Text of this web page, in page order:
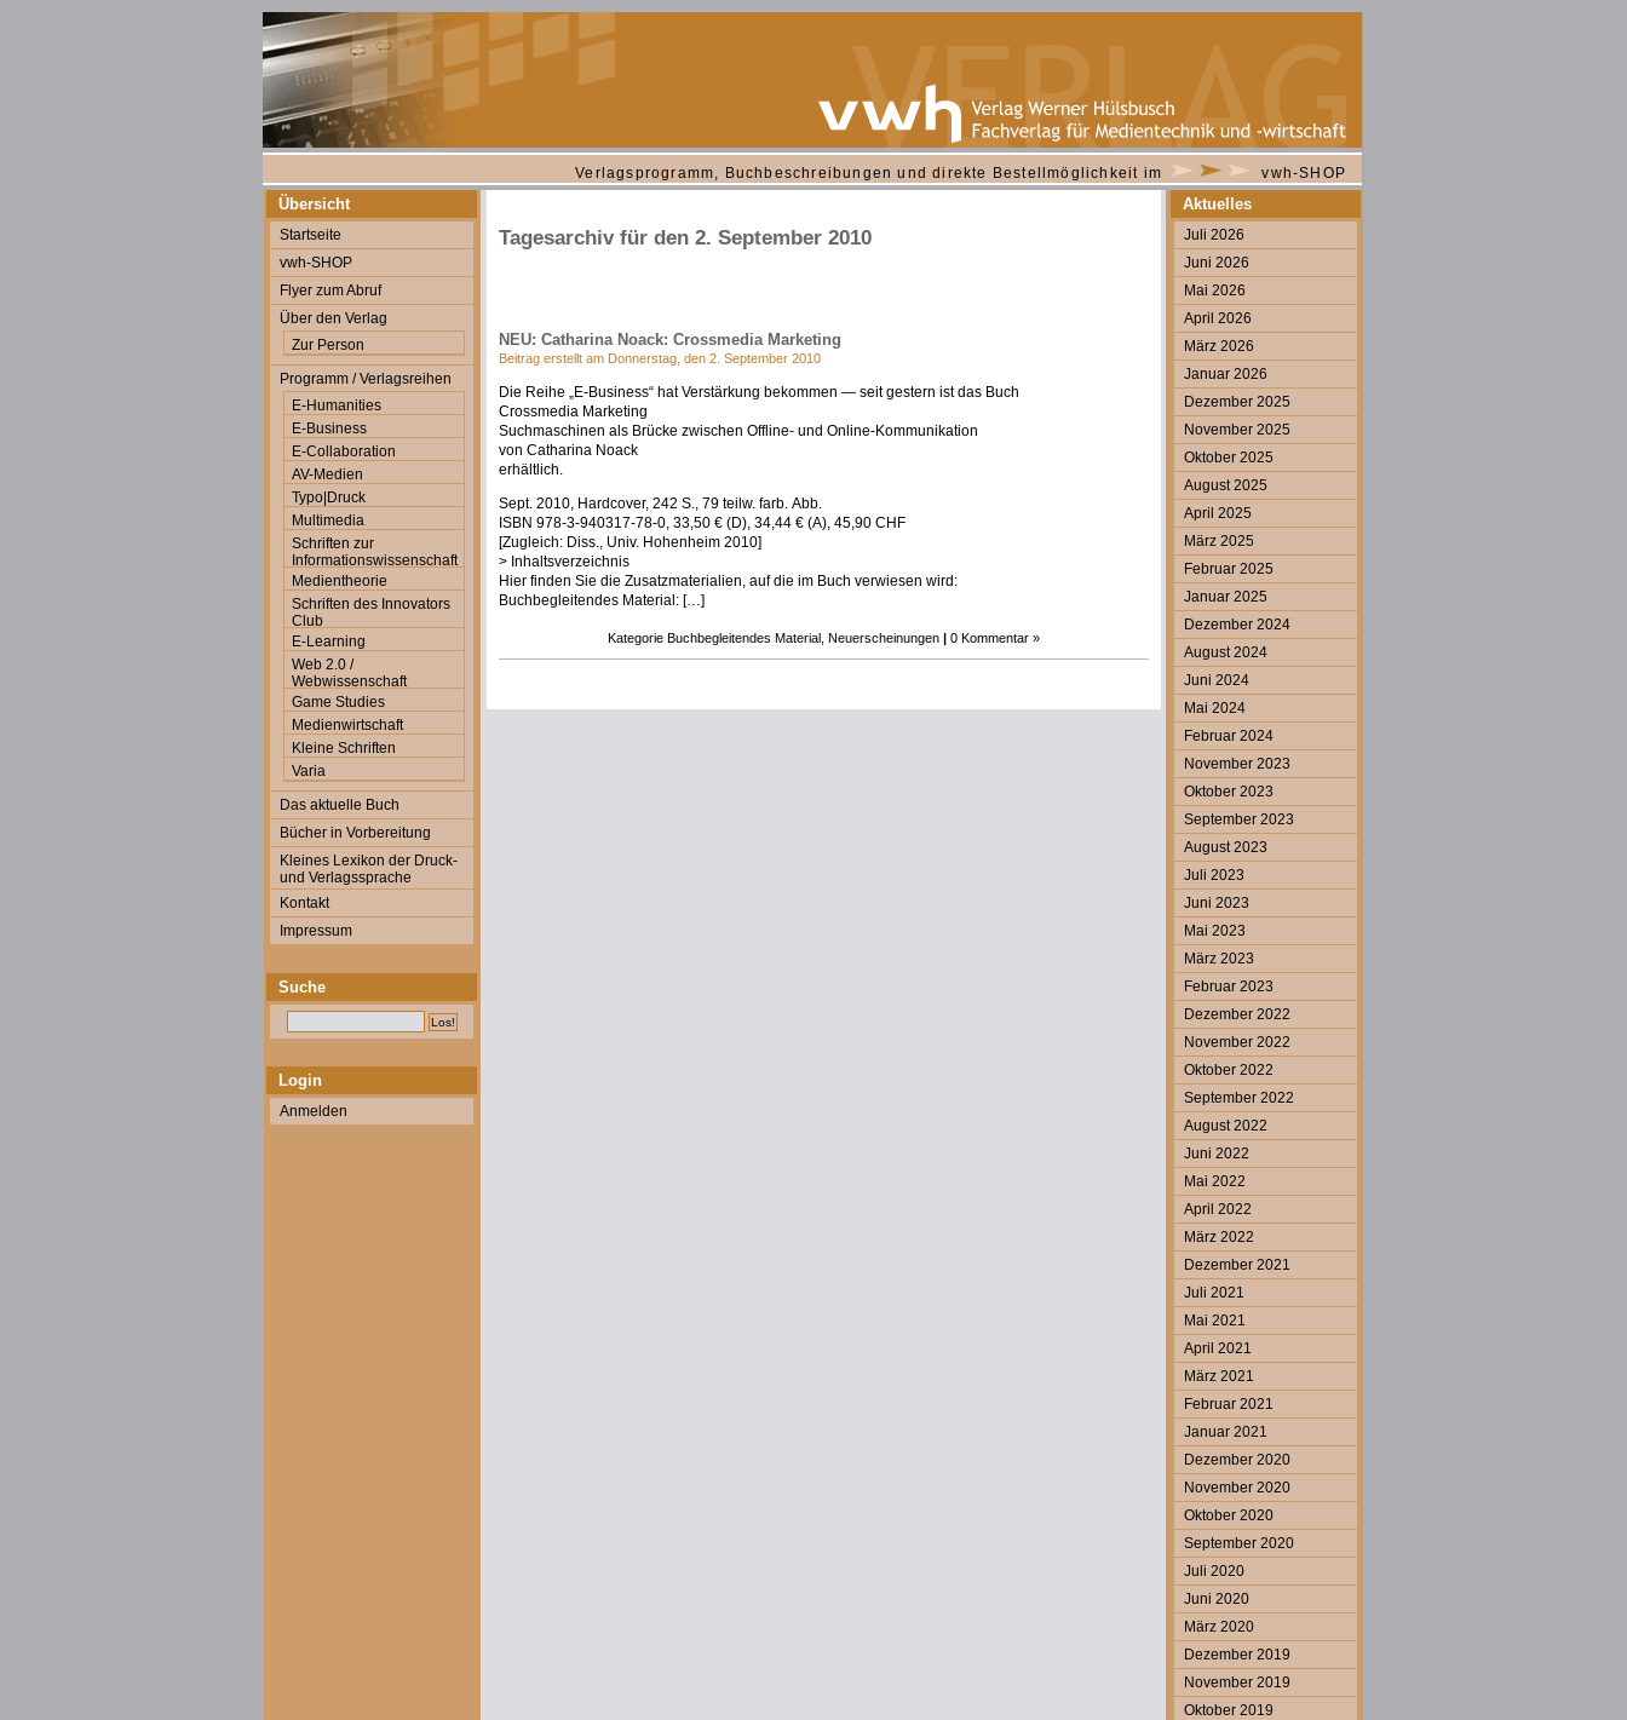
Verlagsprogramm, Buchbeschreibungen und direkte Bestellmöglichkeit im vwh-SHOP
Übersicht
Startseite
vwh-SHOP
Flyer zum Abruf
Über den Verlag
Zur Person
Programm / Verlagsreihen
E-Humanities
E-Business
E-Collaboration
AV-Medien
Typo|Druck
Multimedia
Schriften zur
Informationswissenschaft
Medientheorie
Schriften des Innovators
Club
E-Learning
Web 2.0 /
Webwissenschaft
Game Studies
Medienwirtschaft
Kleine Schriften
Varia
Das aktuelle Buch
Bücher in Vorbereitung
Kleines Lexikon der Druck-
und Verlagssprache
Kontakt
Impressum
Suche
Login
Anmelden
Tagesarchiv für den 2. September 2010
NEU: Catharina Noack: Crossmedia Marketing
Beitrag erstellt am Donnerstag, den 2. September 2010
Die Reihe „E-Business“ hat Verstärkung bekommen — seit gestern ist das Buch
Crossmedia Marketing
Suchmaschinen als Brücke zwischen Offline- und Online-Kommunikation
von Catharina Noack
erhältlich.
Sept. 2010, Hardcover, 242 S., 79 teilw. farb. Abb.
ISBN 978-3-940317-78-0, 33,50 € (D), 34,44 € (A), 45,90 CHF
[Zugleich: Diss., Univ. Hohenheim 2010]
> Inhaltsverzeichnis
Hier finden Sie die Zusatzmaterialien, auf die im Buch verwiesen wird:
Buchbegleitendes Material: […]
Kategorie Buchbegleitendes Material Neuerscheinungen | 0 Kommentar »
Aktuelles
Juli 2026
Juni 2026
Mai 2026
April 2026
März 2026
Januar 2026
Dezember 2025
November 2025
Oktober 2025
August 2025
April 2025
März 2025
Februar 2025
Januar 2025
Dezember 2024
August 2024
Juni 2024
Mai 2024
Februar 2024
November 2023
Oktober 2023
September 2023
August 2023
Juli 2023
Juni 2023
Mai 2023
März 2023
Februar 2023
Dezember 2022
November 2022
Oktober 2022
September 2022
August 2022
Juni 2022
Mai 2022
April 2022
März 2022
Dezember 2021
Juli 2021
Mai 2021
April 2021
März 2021
Februar 2021
Januar 2021
Dezember 2020
November 2020
Oktober 2020
September 2020
Juli 2020
Juni 2020
März 2020
Dezember 2019
November 2019
Oktober 2019